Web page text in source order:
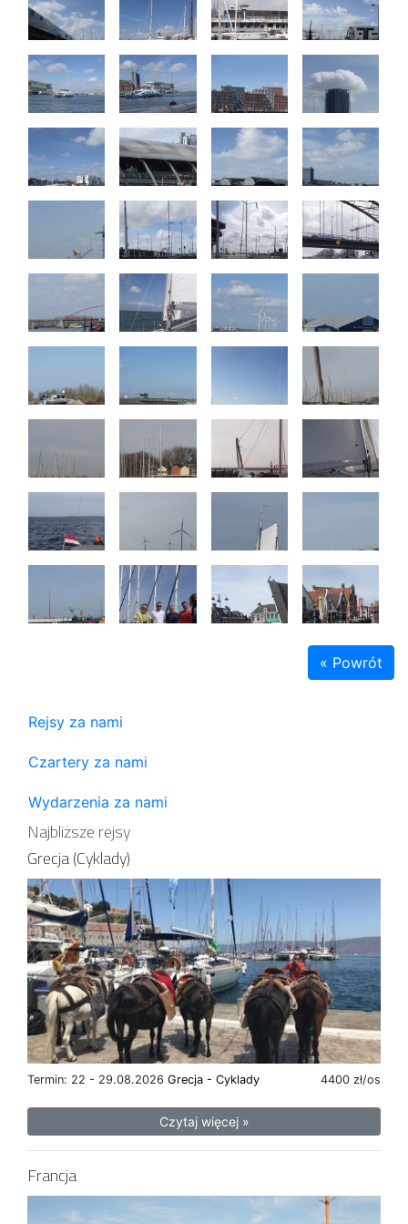
« Powrót
Rejsy za nami
Czartery za nami
Wydarzenia za nami
Najbliższe rejsy
Grecja (Cyklady)
Termin: 22 - 29.08.2026 4400 zł/os
Grecja - Cyklady
Czytaj więcej »
Francja